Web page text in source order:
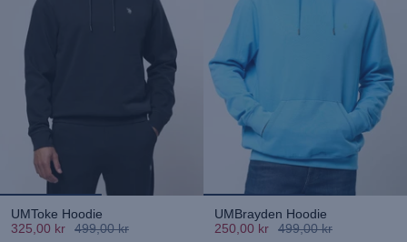
UMToke Hoodie
325,00 kr
499,00 kr
UMBrayden Hoodie
250,00 kr
499,00 kr